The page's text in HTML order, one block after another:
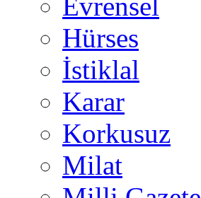
Evrensel
Hürses
İstiklal
Karar
Korkusuz
Milat